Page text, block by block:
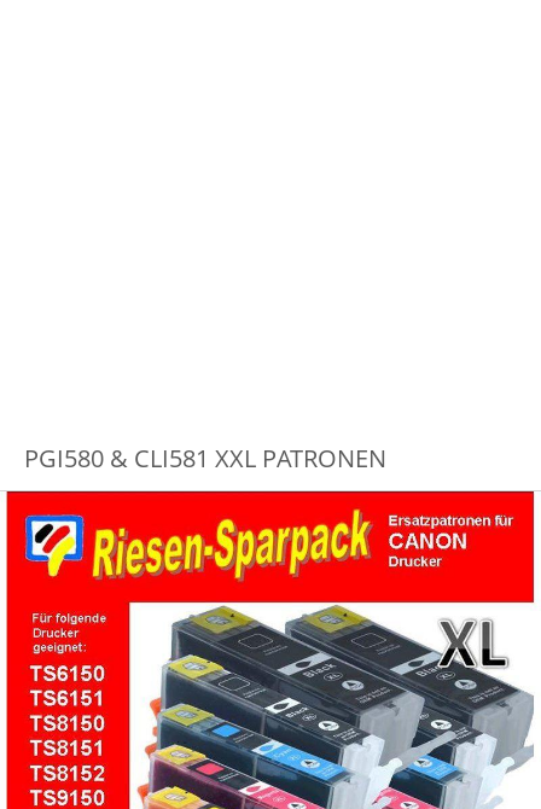
PGI580 & CLI581 XXL PATRONEN